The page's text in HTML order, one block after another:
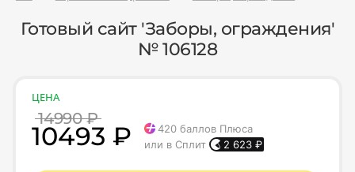
Готовый сайт 'Заборы, ограждения'
№ 106128
ЦЕНА
14990 ₽
10493 ₽ 420 баллов Плюса
или в Сплит
2 623 ₽